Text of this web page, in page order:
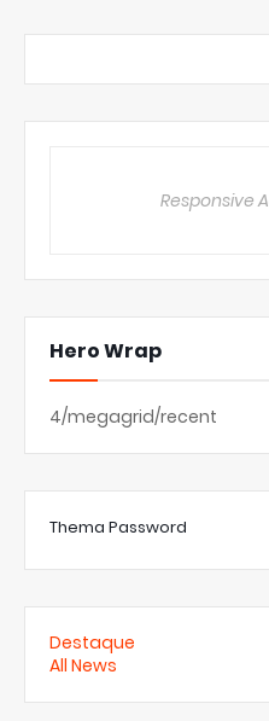
Responsive
Hero Wrap
4/megagrid/recent
Thema Password
Destaque
All News